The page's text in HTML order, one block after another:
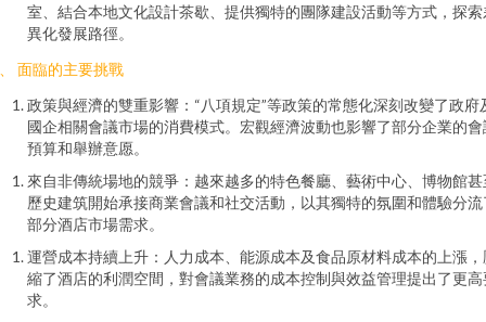
室、結合本地文化設計茶歇、提供獨特的團隊建設活動等方式，探索
異化發展路徑。
面臨的主要挑戰
政策與經濟的雙重影響：“八項規定”等政策的常態化深刻改變了政府
國企相關會議市場的消費模式。宏觀經濟波動也影響了部分企業的會
預算和舉辦意愿。
來自非傳統場地的競爭：越來越多的特色餐廳、藝術中心、博物館甚
歷史建筑開始承接商業會議和社交活動，以其獨特的氛圍和體驗分流
部分酒店市場需求。
運營成本持續上升：人力成本、能源成本及食品原材料成本的上漲，
縮了酒店的利潤空間，對會議業務的成本控制與效益管理提出了更高
求。